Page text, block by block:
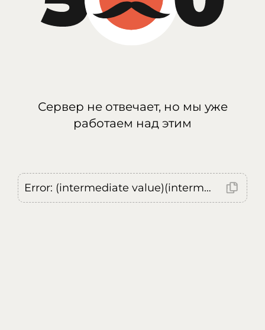
Сервер не отвечает, но мы уже
работаем над этим
Error: (intermediate value)(intermediate value)(intermediate value).replaceAll is not a function